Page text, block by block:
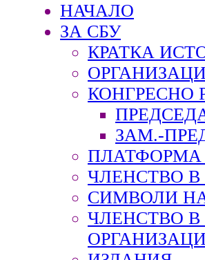
НАЧАЛО
ЗА СБУ
КРАТКА
КОНГРЕСНО
ЗАМ.-
ПЛАТФОРМА
ЧЛЕНСТВО В
СИМВОЛИ
ЧЛЕНСТВО